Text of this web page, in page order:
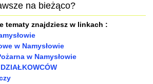
na bieżąco?
tematy znajdziesz w linkach :
w Namysłowie
w Namysłowie